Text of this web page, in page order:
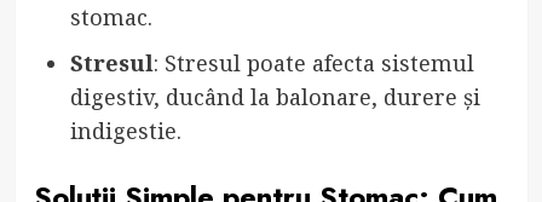
stomac.
Stresul: Stresul poate afecta sistemul
digestiv, ducând la balonare, durere și
indigestie.